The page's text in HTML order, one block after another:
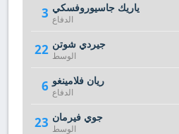
3 ياريك جاسيوروفسكي
الدفاع
22 جيردي شوتن
الوسط
6 ريان فلامينغو
الدفاع
23 جوي فيرمان
الوسط